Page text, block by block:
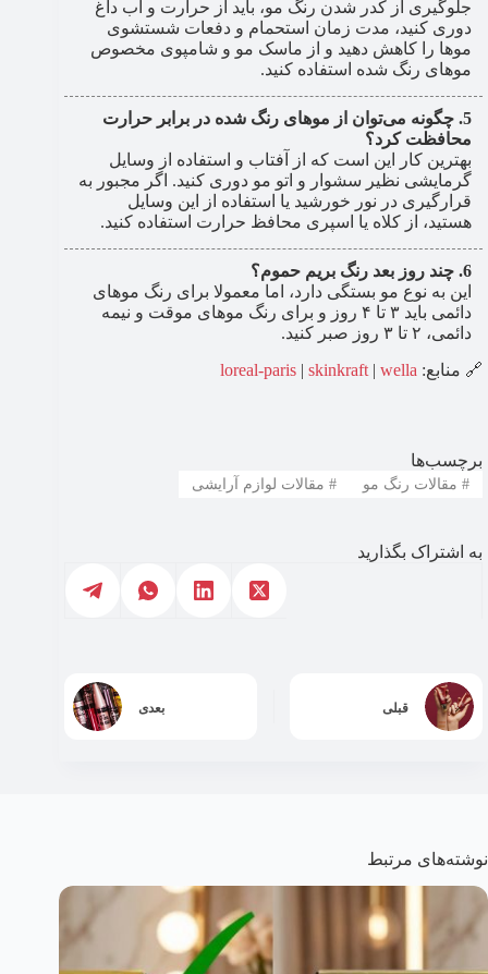
جلوگیری از کدر شدن رنگ مو، باید از حرارت و آب داغ
دوری کنید، مدت زمان استحمام و دفعات شستشوی
موها را کاهش دهید و از ماسک مو و شامپوی مخصوص
موهای رنگ شده استفاده کنید.
چگونه می‌توان از موهای رنگ شده در برابر حرارت
محافظت کرد؟
بهترین کار این است که از آفتاب و استفاده از وسایل
گرمایشی نظیر سشوار و اتو مو دوری کنید. اگر مجبور به
قرارگیری در نور خورشید یا استفاده از این وسایل
هستید، از کلاه یا اسپری محافظ حرارت استفاده کنید.
چند روز بعد رنگ بریم حموم؟
این به نوع مو بستگی دارد، اما معمولا برای رنگ موهای
دائمی باید ۳ تا ۴ روز و برای رنگ موهای موقت و نیمه
دائمی، ۲ تا ۳ روز صبر کنید.
🔗 منابع:
loreal-paris | skinkraft | wella
برچسب‌ها
#مقالات رنگ مو #مقالات لوازم آرایشی
به اشتراک بگذارید
قبلی بعدی
نوشته‌های مرتبط